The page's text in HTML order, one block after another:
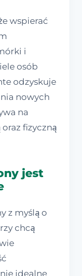
wspierać
i
osób
odzyskuje
nowych
na
fizyczną
jest
z myślą o
chcą
idealne